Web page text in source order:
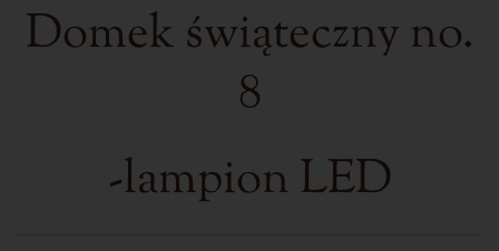
Domek świąteczny no.
8
-lampion LED